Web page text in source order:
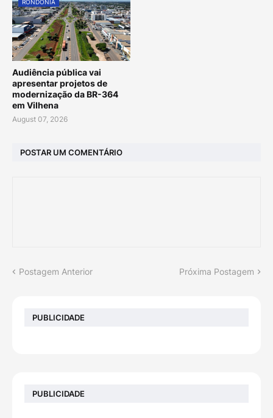
RONDÔNIA
Audiência pública vai
apresentar projetos de
modernização da BR-364
em Vilhena
August 07, 2026
POSTAR UM COMENTÁRIO
Postagem Anterior Próxima Postagem
PUBLICIDADE
PUBLICIDADE